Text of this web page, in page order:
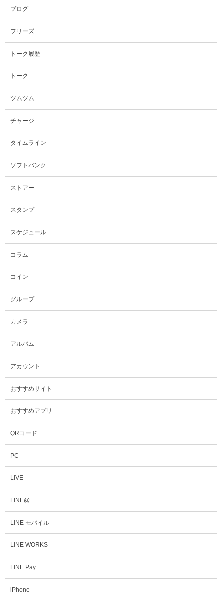
ブログ
フリーズ
トーク履歴
トーク
ツムツム
チャージ
タイムライン
ソフトバンク
ストアー
スタンプ
スケジュール
コラム
コイン
グループ
カメラ
アルバム
アカウント
おすすめサイト
おすすめアプリ
QRコード
PC
LIVE
LINE@
LINE モバイル
LINE WORKS
LINE Pay
iPhone